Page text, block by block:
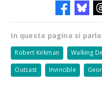
In questa pagina si
Robert Kirkman Walking
Outcast Invincible